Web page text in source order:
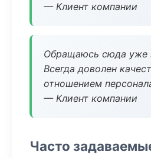
— Клиент компании
Обращаюсь сюда уже
Всегда доволен
отношением
— Клиент компании
Часто